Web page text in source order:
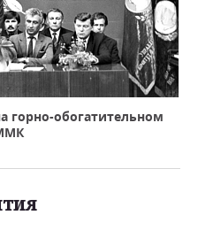
горно-обогатительном